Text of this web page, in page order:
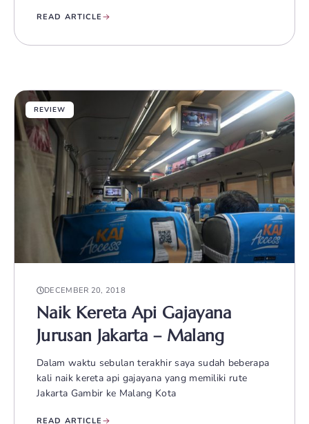
READ ARTICLE
REVIEW
DECEMBER 20, 2018
Naik Kereta Api Gajayana
Jurusan Jakarta – Malang
Dalam waktu sebulan terakhir saya sudah beberapa
kali naik kereta api gajayana yang memiliki rute
Jakarta Gambir ke Malang Kota
READ ARTICLE